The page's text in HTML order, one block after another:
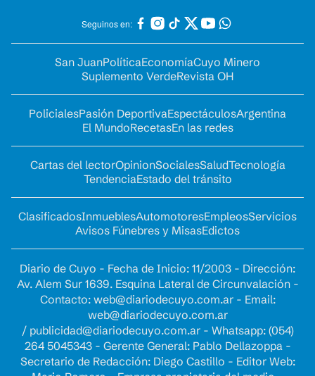
Seguinos en:
San JuanPolíticaEconomíaCuyo Minero
Suplemento VerdeRevista OH
PolicialesPasión DeportivaEspectáculosArgentina
El MundoRecetasEn las redes
Cartas del lectorOpinionSocialesSaludTecnología
TendenciaEstado del tránsito
ClasificadosInmueblesAutomotoresEmpleosServicios
Avisos Fúnebres y MisasEdictos
Diario de Cuyo - Fecha de Inicio: 11/2003 - Dirección:
Av. Alem Sur 1639. Esquina Lateral de Circunvalación -
Contacto: web@diariodecuyo.com.ar- Email:
web@diariodecuyo.com.ar
/ publicidad@diariodecuyo.com.ar- Whatsapp: (054)
264 5045343 - Gerente General: Pablo Dellazoppa -
Secretario de Redacción: Diego Castillo - Editor Web: